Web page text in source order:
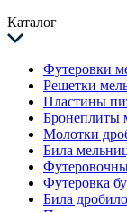
Каталог
Футеровки
Решетки
Пластины
Бронеплиты
Молотки
Била
Футеровка
Била